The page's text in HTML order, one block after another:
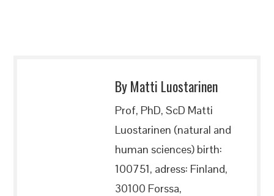
By Matti Luostarinen
Prof, PhD, ScD Matti
Luostarinen (natural and
human sciences) birth:
100751, adress: Finland,
30100 Forssa,